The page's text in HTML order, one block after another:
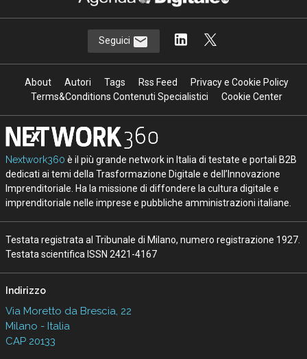
Seguici
About Autori Tags Rss Feed
Privacy e Cookie Policy
Terms&Conditions Contenuti Specialistici
Cookie Center
Nextwork360 è il più grande network in Italia di testate e portali B2B
dedicati ai temi della Trasformazione Digitale e dell’Innovazione
Imprenditoriale. Ha la missione di diffondere la cultura digitale e
imprenditoriale nelle imprese e pubbliche amministrazioni italiane.
Testata registrata al Tribunale di Milano, numero registrazione 1927.
Testata scientifica ISSN 2421-4167
Indirizzo
Via Moretto da Brescia, 22
Milano - Italia
CAP 20133